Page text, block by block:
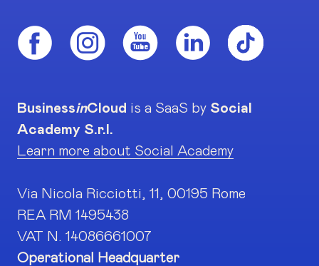
BusinessinCloud is a SaaS by Social
Academy S.r.l.
Learn more about Social Academy
Via Nicola Ricciotti, 11, 00195 Rome
REA RM 1495438
VAT N. 14086661007
Operational Headquarter